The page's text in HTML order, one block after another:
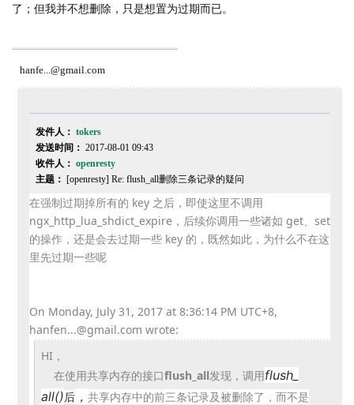
了；但我并不想删除，只是想置为过期而已。
hanfe...@gmail.com
发件人： tokers
发送时间： 2017-08-01 09:43
收件人： openresty
主题： [openresty] Re: flush_all删除三条记录的疑问
在强制过期掉所有的 key 之后，即使这里不调用
ngx_http_lua_ shdict_expire，后续你调用一些诸如 get、set
的操作，还是会去过期一些 key 的，既然如此，为什么不在这
里先过期一些呢
On Monday, July 31, 2017 at 8:36:14 PM UTC+8,
hanfen...@gmail.com wrote:
HI，
在使用共享内存的接口flush_all发现，调用flush_
all()后， 共享内存中的前三条记录及被删除了， 而不是